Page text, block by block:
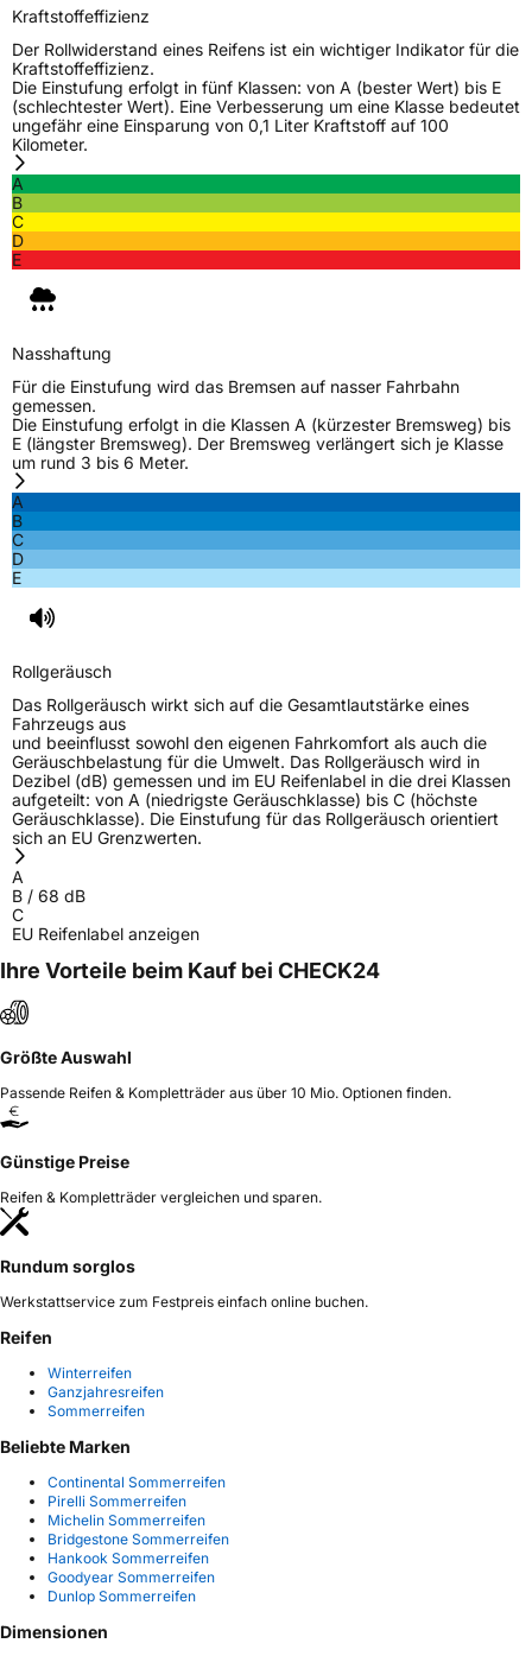
Schlauchtyp
ZustandNeureifen
EU Label
EffizienzD
NasshaftungC
Rollgeräusch (Klasse)
Rollgeräusch (dB)
FahrzeugklasseC1
3PMSF / Schneeflockensymbol / Alpine-Symbol Nein
EPREL ID1126555
Allgemeine Produktsicherheit (GPSR)
Herstellerkontakt
Kraftstoffeffizienz
Der Rollwiderstand eines Reifens ist ein wichtiger Indikator für die
Kraftstoffeffizienz.
Die Einstufung erfolgt in fünf Klassen: von A (bester Wert) bis E
(schlechtester Wert). Eine Verbesserung um eine Klasse bedeutet
ungefähr eine Einsparung von 0,1 Liter Kraftstoff auf 100
Kilometer.
A
B
C
D
E
Nasshaftung
Für die Einstufung wird das Bremsen auf nasser Fahrbahn
gemessen.
Die Einstufung erfolgt in die Klassen A (kürzester Bremsweg) bis
E (längster Bremsweg). Der Bremsweg verlängert sich je Klasse
um rund 3 bis 6 Meter.
A
B
C
D
E
Rollgeräusch
Das Rollgeräusch wirkt sich auf die Gesamtlautstärke eines
Fahrzeugs aus
und beeinflusst sowohl den eigenen Fahrkomfort als auch die
Geräuschbelastung für die Umwelt. Das Rollgeräusch wird in
Dezibel (dB) gemessen und im EU Reifenlabel in die drei Klassen
aufgeteilt: von A (niedrigste Geräuschklasse) bis C (höchste
Geräuschklasse). Die Einstufung für das Rollgeräusch orientiert
sich an EU Grenzwerten.
A
B / 68 dB
C
EU Reifenlabel anzeigen
Ihre Vorteile beim Kauf bei CHECK24
Größte Auswahl
Passende Reifen & Kompletträder aus über 10 Mio. Optionen finden.
Günstige Preise
Reifen & Kompletträder vergleichen und sparen.
Rundum sorglos
Werkstattservice zum Festpreis einfach online buchen.
Reifen
Winterreifen
Ganzjahresreifen
Sommerreifen
Beliebte Marken
Continental Sommerreifen
Pirelli Sommerreifen
Michelin Sommerreifen
Bridgestone Sommerreifen
Hankook Sommerreifen
Goodyear Sommerreifen
Dunlop Sommerreifen
Dimensionen